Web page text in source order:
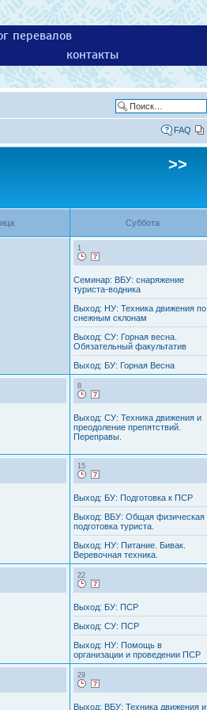
перевалов
контакты
FAQ
>>
Суббота
1
Семинар: ВБУ: снаряжение
туриста-водника
Выход: НУ: Техника движения по
снежным склонам
Выход: СУ: Горная весна.
Обязательный факультатив
Выход: БУ: Горная Весна
8
Выход: СУ: Техника движения и
преодоление препятствий.
Переправы.
15
Выход: БУ: Подготовка к ПСР
Выход: ВБУ: Общая физическая
подготовка туриста.
Выход: НУ: Питание. Бивак.
Веревочная техника.
22
Выход: БУ: ПСР
Выход: СУ: ПСР
Выход: НУ: Помощь в
организации и проведении ПСР
29
Выход: ВБУ: Техника движения и